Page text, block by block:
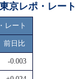
京レポ・レー
レート
前日比
-0.003